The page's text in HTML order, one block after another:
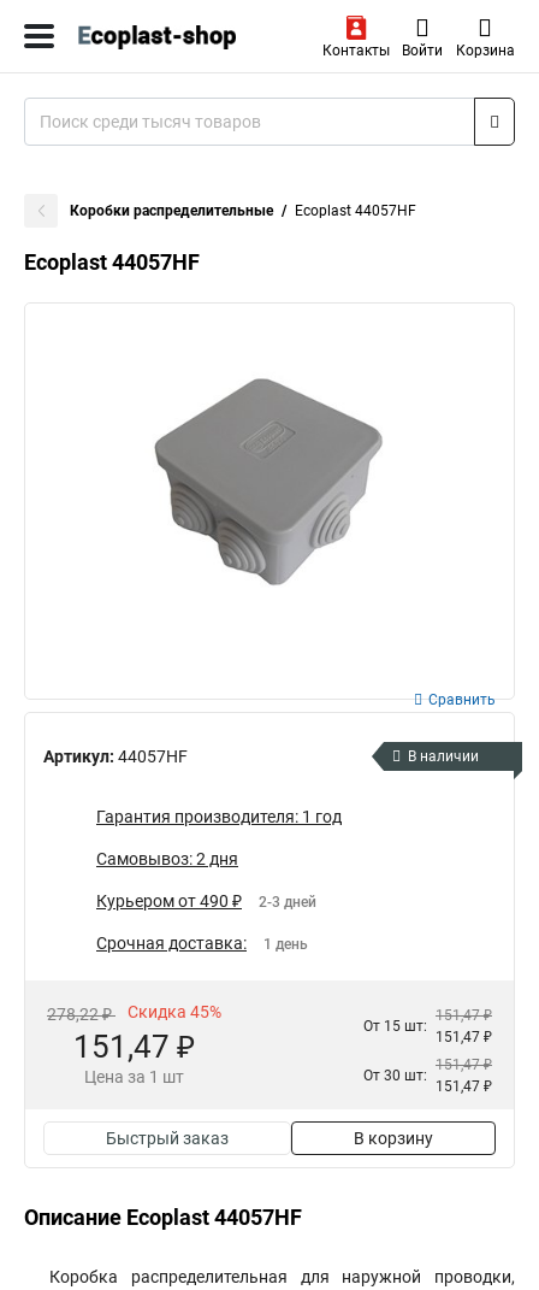
Контакты Войти Корзина
Коробки распределительные Ecoplast 44057HF
Ecoplast 44057HF
Артикул: 44057HF
Сравнить
В наличии
Гарантия производителя: 1 год
Самовывоз: 2 дня
Курьером от 490 ₽ 2-3 дней
Срочная доставка: 1 день
278,22 ₽ Скидка 45%
151,47 ₽
Цена за 1 шт
От 15 шт:
151,47 ₽
151,47 ₽
От 30 шт:
151,47 ₽
151,47 ₽
Быстрый заказ В корзину
Описание Ecoplast 44057HF
Коробка распределительная для наружной проводки,